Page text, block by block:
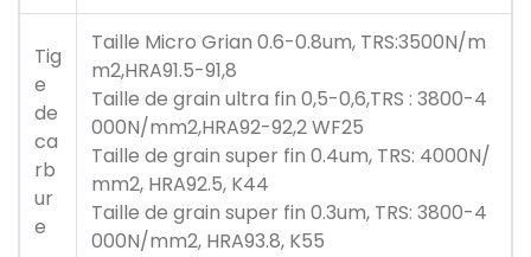
Tig
e
de
ca
rb
ur
e
Taille Micro Grian 0.6-0.8um, TRS:3500N/m
m2,HRA91.5-91,8
Taille de grain ultra fin 0,5-0,6,TRS : 3800-4
000N/mm2,HRA92-92,2 WF25
Taille de grain super fin 0.4um, TRS: 4000N/
mm2, HRA92.5, K44
Taille de grain super fin 0.3um, TRS: 3800-4
000N/mm2, HRA93.8, K55